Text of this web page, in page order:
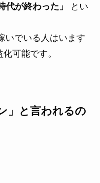
代が終わった」
とい
いでいる人はいます
可能です。
」と言われるの